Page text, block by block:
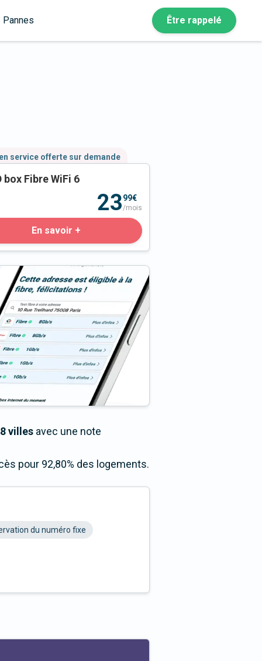
Pannes Être rappelé
service offerte sur demande
box Fibre WiFi 6
2399€
/mois
En savoir +
villes avec une note
pour 92,80% des logements.
du numéro fixe